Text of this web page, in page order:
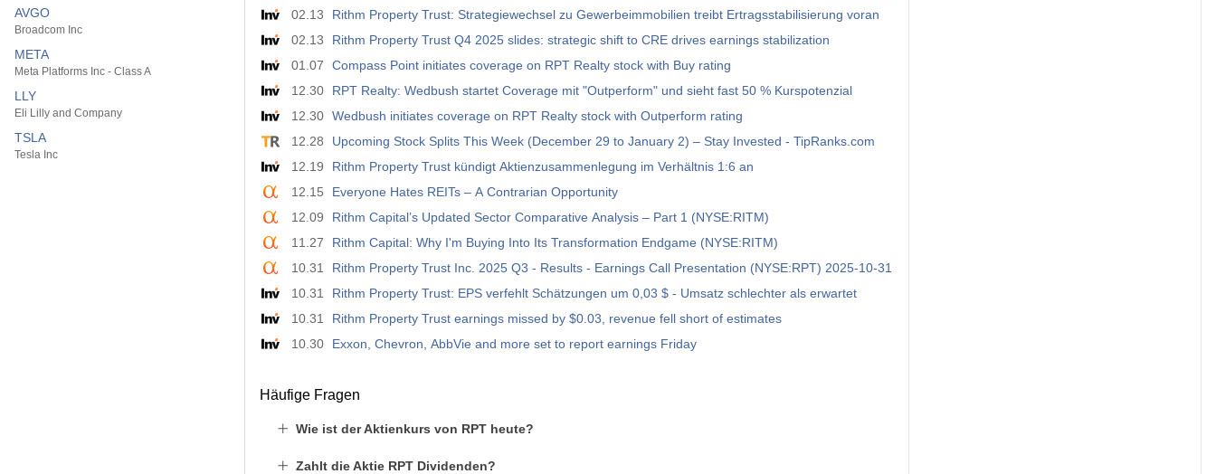
AVGO
Broadcom Inc
META
Meta Platforms Inc - Class A
LLY
Eli Lilly and Company
TSLA
Tesla Inc
02.13
Rithm Property Trust: Strategiewechsel zu Gewerbeimmobilien treibt Ertragsstabilisierung voran
02.13
Rithm Property Trust Q4 2025 slides: strategic shift to CRE drives earnings stabilization
01.07
Compass Point initiates coverage on RPT Realty stock with Buy rating
12.30
RPT Realty: Wedbush startet Coverage mit "Outperform" und sieht fast 50 % Kurspotenzial
12.30 Wedbush initiates coverage on RPT Realty stock with Outperform rating
12.28
Upcoming Stock Splits This Week (December 29 to January 2) – Stay Invested - TipRanks.com
12.19
Rithm Property Trust kündigt Aktienzusammenlegung im Verhältnis 1:6 an
12.15
Everyone Hates REITs – A Contrarian Opportunity
12.09
Rithm Capital’s Updated Sector Comparative Analysis – Part 1 (NYSE:RITM)
11.27
Rithm Capital: Why I'm Buying Into Its Transformation Endgame (NYSE:RITM)
10.31
Rithm Property Trust Inc. 2025 Q3 - Results - Earnings Call Presentation (NYSE:RPT) 2025-10-31
10.31
Rithm Property Trust: EPS verfehlt Schätzungen um 0,03 $ - Umsatz schlechter als erwartet
10.31
Rithm Property Trust earnings missed by $0.03, revenue fell short of estimates
10.30
Exxon, Chevron, AbbVie and more set to report earnings Friday
Häufige Fragen
Wie ist der Aktienkurs von RPT heute?
Zahlt die Aktie RPT Dividenden?